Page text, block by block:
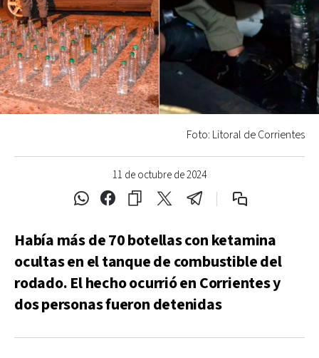
11 de octubre de 2024
Foto: Litoral de Corrientes
Había más de 70 botellas con ketamina
ocultas en el tanque de combustible del
rodado. El hecho ocurrió en Corrientes y
dos personas fueron detenidas